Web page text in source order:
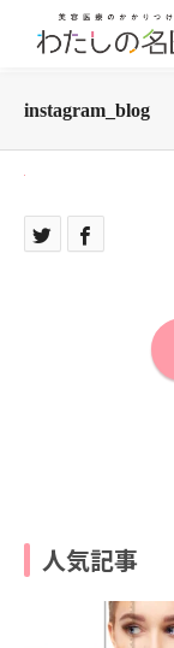
instagram_blog
人気記事